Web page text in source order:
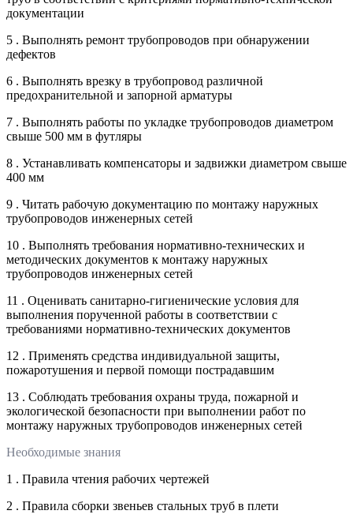
документации
5 . Выполнять ремонт трубопроводов при обнаружении
дефектов
6 . Выполнять врезку в трубопровод различной
предохранительной и запорной арматуры
7 . Выполнять работы по укладке трубопроводов диаметром
свыше 500 мм в футляры
8 . Устанавливать компенсаторы и задвижки диаметром свыше
400 мм
9 . Читать рабочую документацию по монтажу наружных
трубопроводов инженерных сетей
10 . Выполнять требования нормативно-технических и
методических документов к монтажу наружных
трубопроводов инженерных сетей
11 . Оценивать санитарно-гигиенические условия для
выполнения порученной работы в соответствии с
требованиями нормативно-технических документов
12 . Применять средства индивидуальной защиты,
пожаротушения и первой помощи пострадавшим
13 . Соблюдать требования охраны труда, пожарной и
экологической безопасности при выполнении работ по
монтажу наружных трубопроводов инженерных сетей
Необходимые знания
1 . Правила чтения рабочих чертежей
2 . Правила сборки звеньев стальных труб в плети